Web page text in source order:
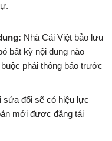
Nhà Cái Việt bảo lưu
bất kỳ nội dung nào
phải thông báo trước
sửa đổi sẽ có hiệu lực
mới được đăng tải